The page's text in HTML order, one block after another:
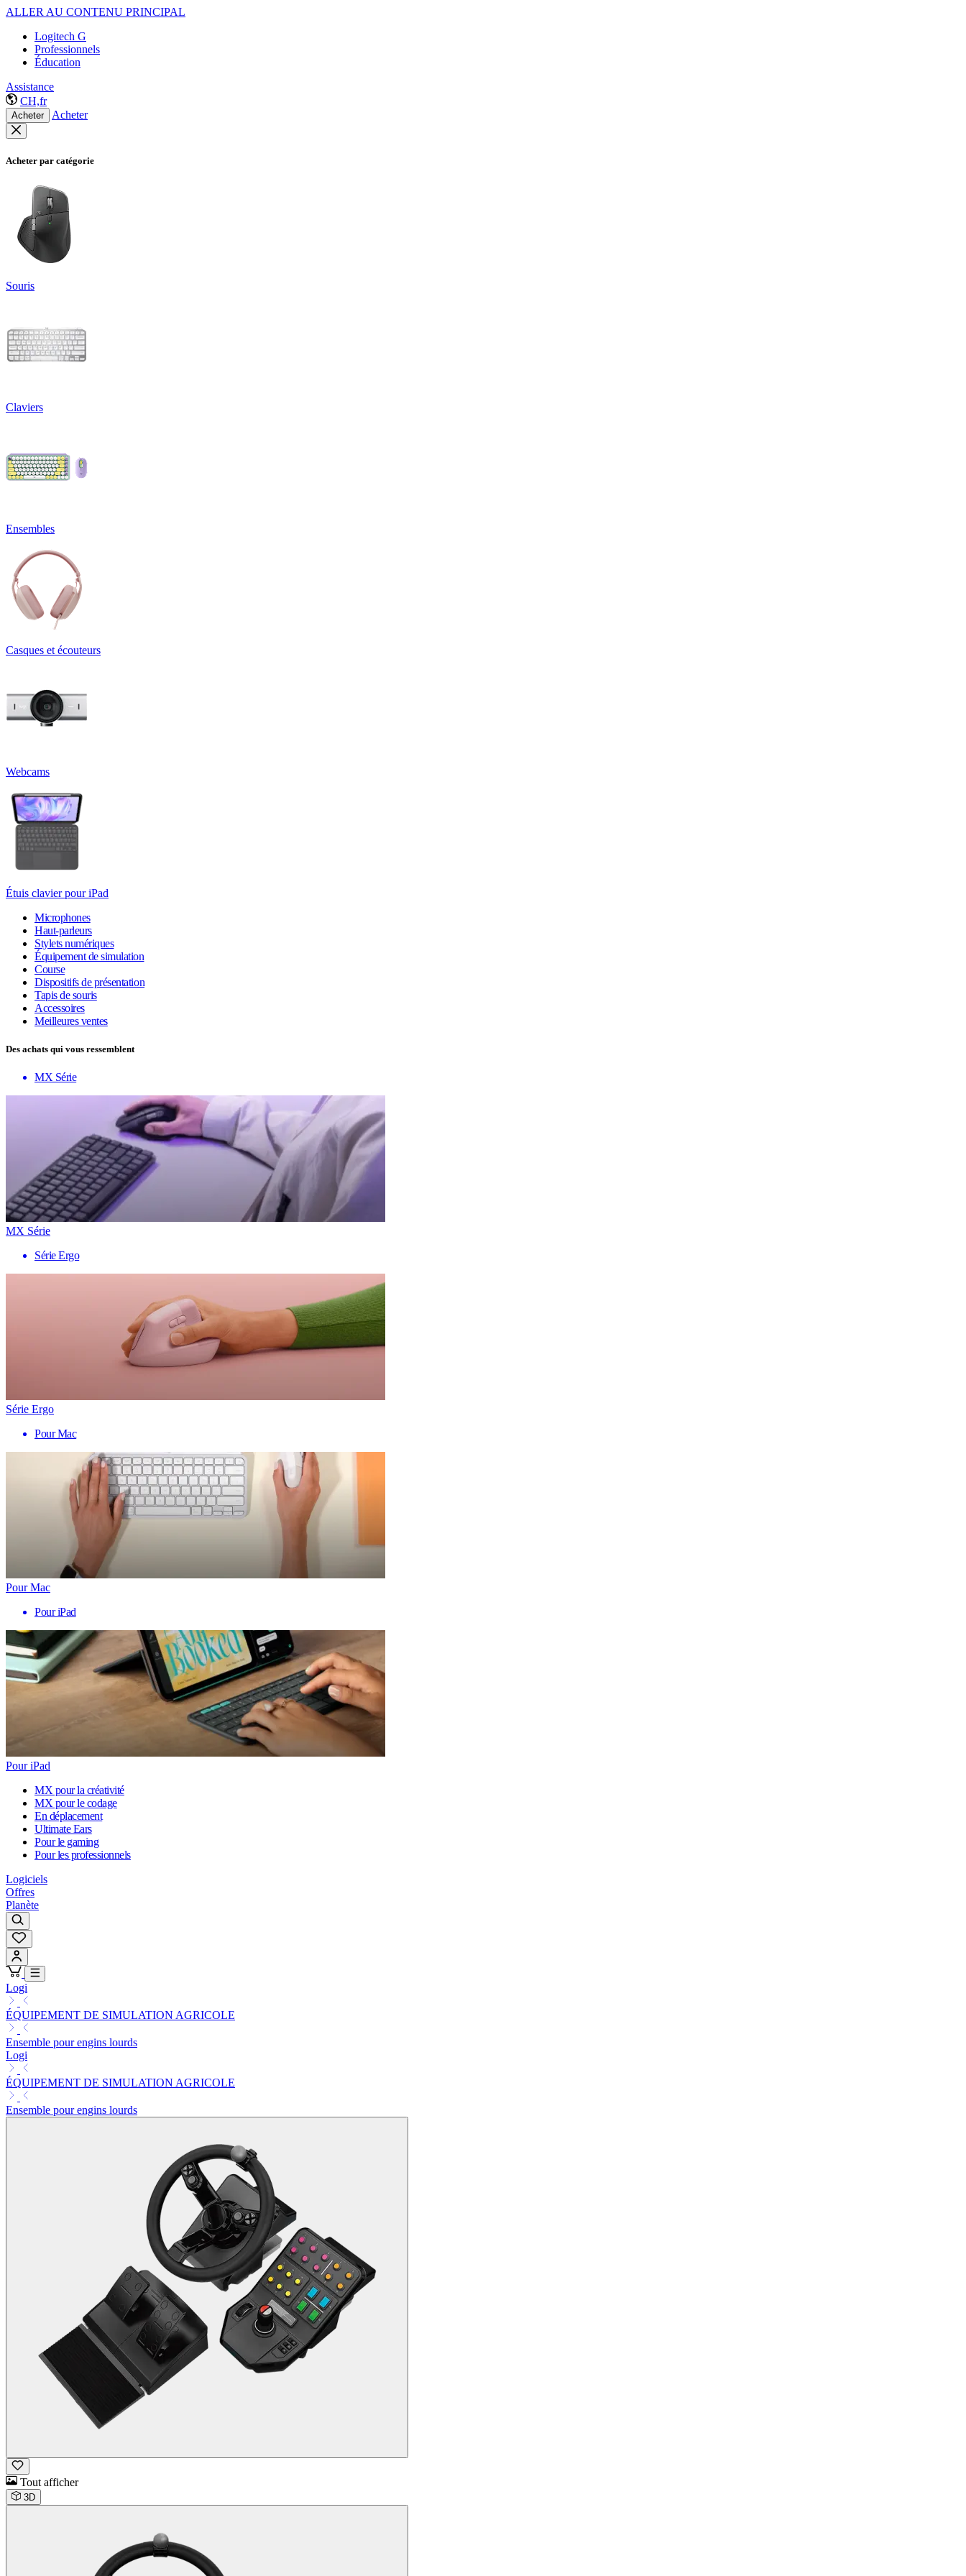
ALLER AU CONTENU PRINCIPAL
Logitech G
Professionnels
Éducation
Assistance
CH,fr
Acheter Acheter
Acheter par catégorie
Souris
Claviers
Ensembles
Casques et écouteurs
Webcams
Étuis clavier pour iPad
Microphones
Haut-parleurs
Stylets numériques
Équipement de simulation
Course
Dispositifs de présentation
Tapis de souris
Accessoires
Meilleures ventes
Des achats qui vous ressemblent
MX Série
MX Série
Série Ergo
Série Ergo
Pour Mac
Pour Mac
Pour iPad
Pour iPad
MX pour la créativité
MX pour le codage
En déplacement
Ultimate Ears
Pour le gaming
Pour les professionnels
Logiciels
Offres
Planète
Logi
ÉQUIPEMENT DE SIMULATION AGRICOLE
Ensemble pour engins lourds
Logi
ÉQUIPEMENT DE SIMULATION AGRICOLE
Ensemble pour engins lourds
Tout afficher
3D